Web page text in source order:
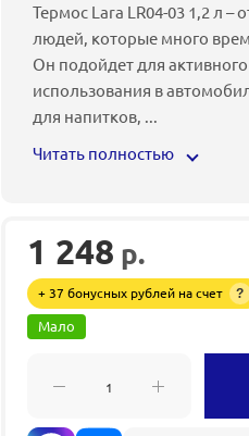
Термос Lara LR04-03 1,2 л –
людей, которые много
Он подойдет для
использования в
для напитков, ...
Читать полностью
1 248 р.
+ 37 бонусных рублей на счет ?
Мало